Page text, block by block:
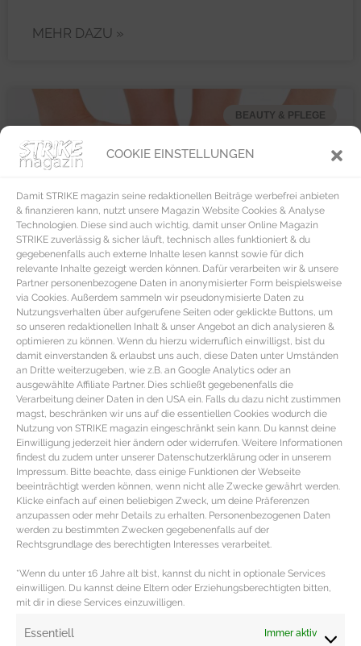
COOKIE EINSTELLUNGEN
Damit STRIKE magazin seine redaktionellen Beiträge werbefrei anbieten
& finanzieren kann, nutzt unsere Magazin Website Cookies & Analyse
Technologien. Diese sind auch wichtig, damit unser Online Magazin
STRIKE zuverlässig & sicher läuft, technisch alles funktioniert & du
gegebenenfalls auch externe Inhalte lesen kannst sowie für dich
relevante Inhalte gezeigt werden können. Dafür verarbeiten wir & unsere
Partner personenbezogene Daten in anonymisierter Form beispielsweise
via Cookies. Außerdem sammeln wir pseudonymisierte Daten zu
Nutzungsverhalten über aufgerufene Seiten oder geklickte Buttons, um
so unseren redaktionellen Inhalt & unser Angebot an dich analysieren &
optimieren zu können. Wenn du hierzu widerruflich einwilligst, bist du
damit einverstanden & erlaubst uns auch, diese Daten unter Umständen
an Dritte weiterzugeben, wie z.B. an Google Analytics oder an
ausgewählte Affiliate Partner. Dies schließt gegebenenfalls die
Verarbeitung deiner Daten in den USA ein. Falls du dazu nicht zustimmen
magst, beschränken wir uns auf die essentiellen Cookies wodurch die
Nutzung von STRIKE magazin eingeschränkt sein kann. Du kannst deine
Einwilligung jederzeit hier ändern oder widerrufen. Weitere Informationen
findest du zudem unter unserer Datenschutzerklärung oder in unserem
Impressum. Bitte beachte, dass einige Funktionen der Webseite
beeinträchtigt werden können, wenn nicht alle Zwecke gewährt werden.
Klicke einfach auf einen beliebigen Zweck, um deine Präferenzen
anzupassen oder mehr Details zu erhalten. Personenbezogenen Daten
werden zu bestimmten Zwecken gegebenenfalls auf der
Rechtsgrundlage des berechtigten Interesses verarbeitet.
*Wenn du unter 16 Jahre alt bist, kannst du nicht in optionale Services
einwilligen. Du kannst deine Eltern oder Erziehungsberechtigten bitten,
mit dir in diese Services einzuwilligen.
Essentiell Immer aktiv
MEHR DAZU »
BEAUTY & PFLEGE
HAND & FUß – Die besten Produkte
und Tools für Pediküre und
Maniküre
Produkte & Tools für gepflegte Hände & Füße
EMPFEHLUNGEN FÜR PEDIKÜRE UND MANIKÜRE
Fußpeeling von Greenland